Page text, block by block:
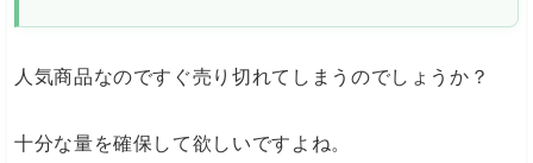
人気商品なのですぐ売り切れてしまうのでしょうか？
十分な量を確保して欲しいですよね。